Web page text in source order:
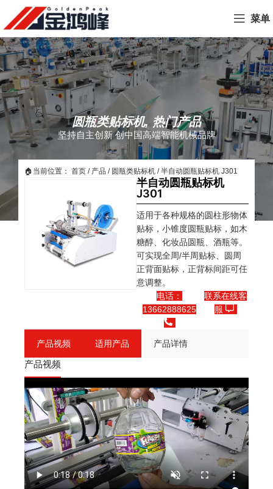
菜单
圆瓶类贴标机, 热门产品
坚持自主创新 创中国高端智能机械品牌
🏠当前位置： 首页 / 产品 / 圆瓶类贴标机 /半自动圆瓶贴标机 J301
半自动圆瓶贴标机
J301
适用于各种规格的圆柱形物体
贴标，小锥度圆瓶贴标，如木
糖醇、化妆品圆瓶、酒瓶等。
可实现全周/半周贴标、圆周
正背面贴标，正背标间距可任
意调整。
电话：
13662888625
联系在线客
服
产品视频 适用产品 产品详情
产品视频